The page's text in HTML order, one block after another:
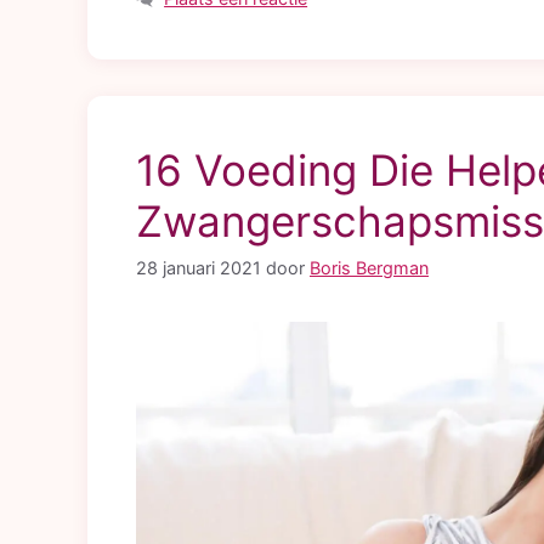
16 Voeding Die
28 januari 2021 door Boris Bergman